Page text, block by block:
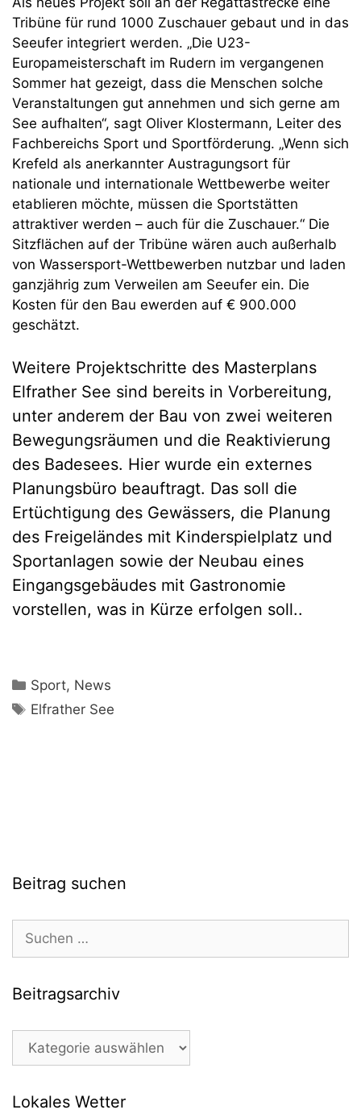
Tribüne für rund 1000 Zuschauer gebaut und in das
Seeufer integriert werden. „Die U23-
Europameisterschaft im Rudern im vergangenen
Sommer hat gezeigt, dass die Menschen solche
Veranstaltungen gut annehmen und sich gerne am
See aufhalten“, sagt Oliver Klostermann, Leiter des
Fachbereichs Sport und Sportförderung. „Wenn sich
Krefeld als anerkannter Austragungsort für
nationale und internationale Wettbewerbe weiter
etablieren möchte, müssen die Sportstätten
attraktiver werden – auch für die Zuschauer.“ Die
Sitzflächen auf der Tribüne wären auch außerhalb
von Wassersport-Wettbewerben nutzbar und laden
ganzjährig zum Verweilen am Seeufer ein. Die
Kosten für den Bau ewerden auf € 900.000
geschätzt.
Weitere Projektschritte des Masterplans
Elfrather See sind bereits in Vorbereitung,
unter anderem der Bau von zwei weiteren
Bewegungsräumen und die Reaktivierung
des Badesees. Hier wurde ein externes
Planungsbüro beauftragt. Das soll die
Ertüchtigung des Gewässers, die Planung
des Freigeländes mit Kinderspielplatz und
Sportanlagen sowie der Neubau eines
Eingangsgebäudes mit Gastronomie
vorstellen, was in Kürze erfolgen soll..
Kategorien
Sport, News
Schlagwörter
Elfrather See
Beitrag suchen
nach:
Beitragsarchiv
Beitragsarchiv
Lokales Wetter